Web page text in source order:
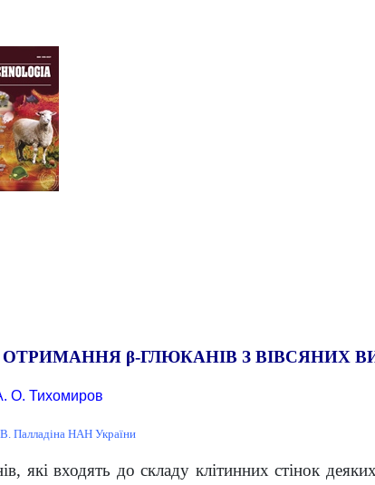
β-ГЛЮКАНІВ З ВІВСЯНИХ
О. Тихомиров
В. Палладіна НАН України
входять до складу клітинних стінок